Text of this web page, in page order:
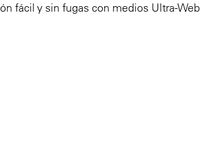
fácil y sin fugas con medios Ultra-Web